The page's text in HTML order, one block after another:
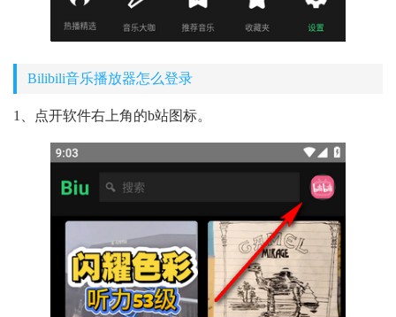
Bilibili音乐播放器怎么登录
1、点开软件右上角的b站图标。